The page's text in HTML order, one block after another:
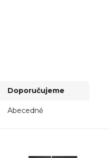
Doporučujeme
Abecedně